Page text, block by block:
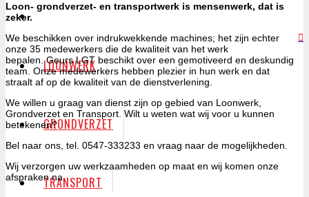
LOONWERK
GRONDVERZET
TRANSPORT
Loon- grondverzet- en transportwerk is mensenwerk, dat is
zeker.
We beschikken over indrukwekkende machines; het zijn echter
onze 35 medewerkers die de kwaliteit van het werk
bepalen. Geurs LGT beschikt over een gemotiveerd en deskundig
team. Onze medewerkers hebben plezier in hun werk en dat
straalt af op de kwaliteit van de dienstverlening.
We willen u graag van dienst zijn op gebied van Loonwerk,
Grondverzet en Transport. Wilt u weten wat wij voor u kunnen
betekenen?
Bel naar ons, tel. 0547-333233 en vraag naar de mogelijkheden.
Wij verzorgen uw werkzaamheden op maat en wij komen onze
afspraken na.